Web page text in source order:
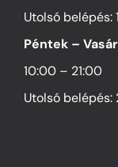
Utolsó belépés:
Péntek –
10:00 – 21:00
Utolsó